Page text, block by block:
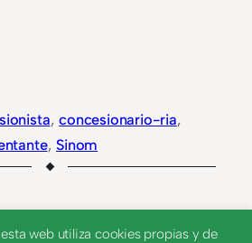
, concesionario-ria
, Sinom
web utiliza cookies propias y de